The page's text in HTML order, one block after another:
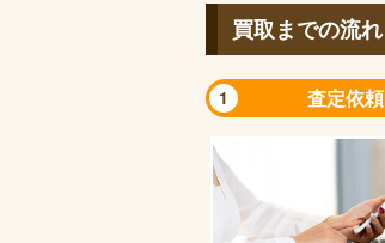
買取までの流れ
1 査定依頼